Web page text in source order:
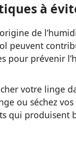
à
de
peuvent
pour prévenir
votre linge
ou séchez vos
qui produisent